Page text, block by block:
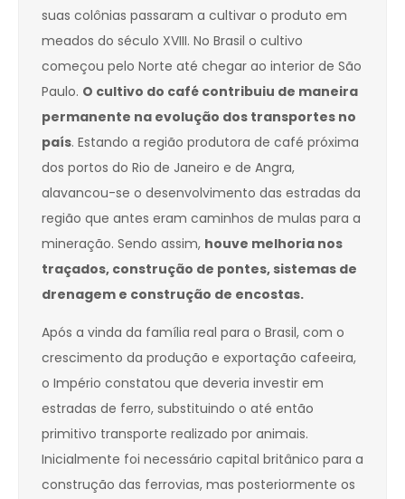
suas colônias passaram a cultivar o produto em
meados do século XVIII. No Brasil o cultivo
começou pelo Norte até chegar ao interior de São
Paulo. O cultivo do café contribuiu de maneira
permanente na evolução dos transportes no
país. Estando a região produtora de café próxima
dos portos do Rio de Janeiro e de Angra,
alavancou-se o desenvolvimento das estradas da
região que antes eram caminhos de mulas para a
mineração. Sendo assim, houve melhoria nos
traçados, construção de pontes, sistemas de
drenagem e construção de encostas.
Após a vinda da família real para o Brasil, com o
crescimento da produção e exportação cafeeira,
o Império constatou que deveria investir em
estradas de ferro, substituindo o até então
primitivo transporte realizado por animais.
Inicialmente foi necessário capital britânico para a
construção das ferrovias, mas posteriormente os